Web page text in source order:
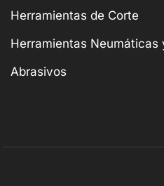
Herramientas de Corte
Herramientas Neumáticas
Abrasivos